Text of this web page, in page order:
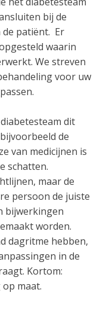
bij de
de patiënt. Er
waarin
We streven
voor uw
dit
de
van medicijnen is
schatten.
maar de
persoon de juiste
bijwerkingen
worden.
dagritme hebben,
in de
Kortom:
maat.